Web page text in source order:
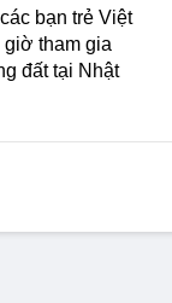
bạn trẻ Việt
giờ tham gia
đất tại Nhật